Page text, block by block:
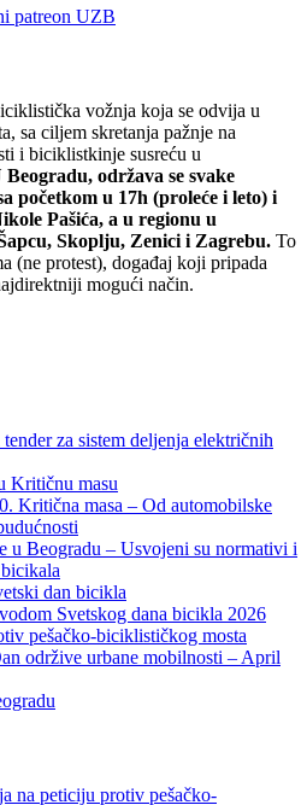
vožnja koja se odvija u
sa ciljem skretanja pažnje na
i biciklistkinje susreću u
Beogradu, održava se svake
početkom u 17h (proleće i leto) i
Pašića, a u regionu u
Skoplju, Zenici i Zagrebu. To
(ne protest), događaj koji pripada
mogući način.
za sistem deljenja električnih
Kritičnu masu
Kritična masa – Od automobilske
u Beogradu – Usvojeni su normativi i
dan bicikla
Svetskog dana bicikla 2026
pešačko-biciklističkog mosta
održive urbane mobilnosti – April
na peticiju protiv pešačko-